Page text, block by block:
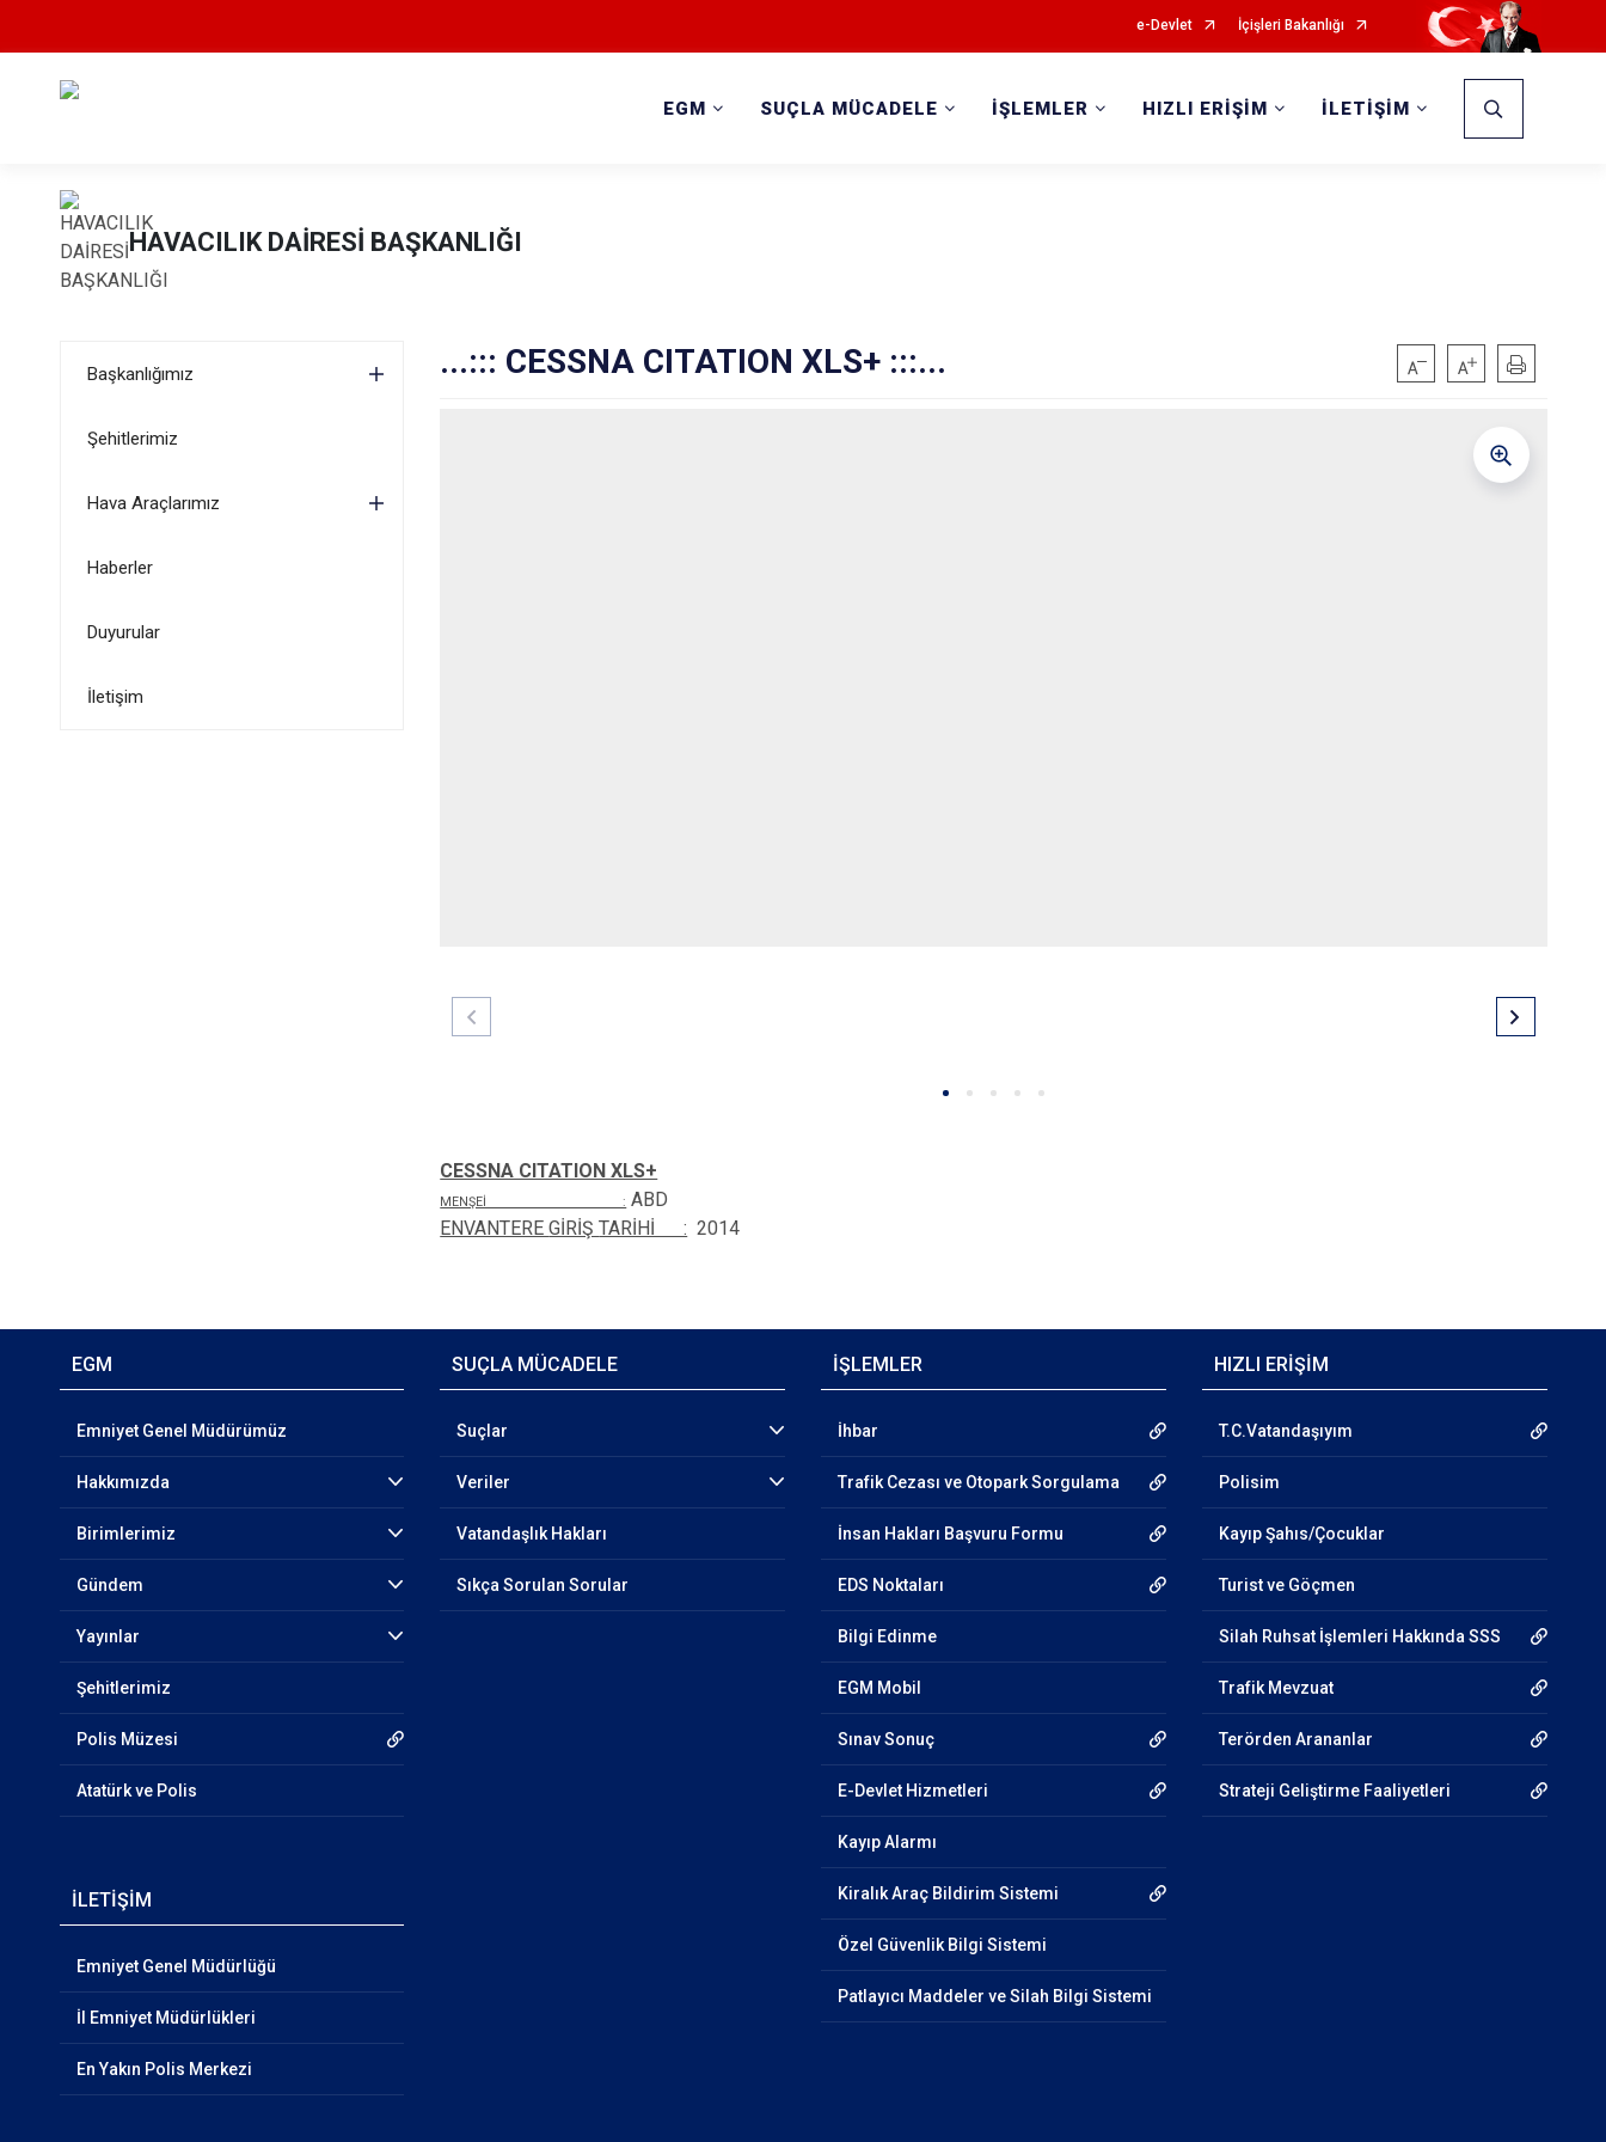
e-Devlet İçişleri Bakanlığı
EGM SUÇLA MÜCADELE İŞLEMLER HIZLI ERİŞİM İLETİŞİM
HAVACILIK DAİRESİ BAŞKANLIĞI
Başkanlığımız
Şehitlerimiz
Hava Araçlarımız
Haberler
Duyurular
İletişim
...::: CESSNA CITATION XLS+ :::...
CESSNA CITATION XLS+
MENŞEİ : ABD
ENVANTEREGİRİŞTARİHİ : 2014
EGM
Emniyet Genel Müdürümüz
Hakkımızda
Birimlerimiz
Gündem
Yayınlar
Şehitlerimiz
Polis Müzesi
Atatürk ve Polis
SUÇLA MÜCADELE
Suçlar
Veriler
Vatandaşlık Hakları
Sıkça Sorulan Sorular
İŞLEMLER
İhbar
Trafik Cezası ve Otopark Sorgulama
İnsan Hakları Başvuru Formu
EDS Noktaları
Bilgi Edinme
EGM Mobil
Sınav Sonuç
E-Devlet Hizmetleri
Kayıp Alarmı
Kiralık Araç Bildirim Sistemi
Özel Güvenlik Bilgi Sistemi
Patlayıcı Maddeler ve Silah Bilgi Sistemi
HIZLI ERİŞİM
T.C.Vatandaşıyım
Polisim
Kayıp Şahıs/Çocuklar
Turist ve Göçmen
Silah Ruhsat İşlemleri Hakkında SSS
Trafik Mevzuat
Terörden Arananlar
Strateji Geliştirme Faaliyetleri
İLETİŞİM
Emniyet Genel Müdürlüğü
İl Emniyet Müdürlükleri
En Yakın Polis Merkezi